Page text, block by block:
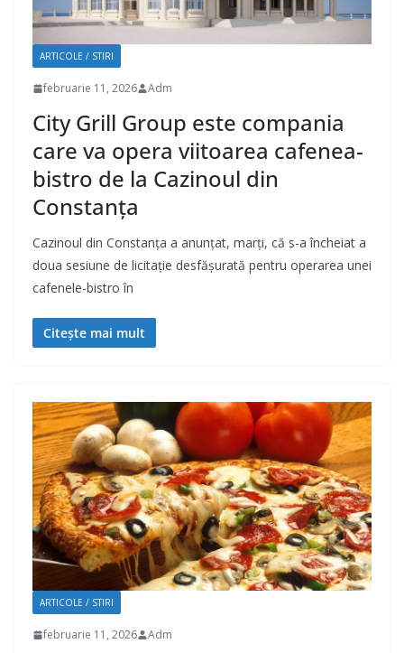
ARTICOLE / STIRI
februarie 11, 2026 Adm
City Grill Group este compania
care va opera viitoarea cafenea-
bistro de la Cazinoul din
Constanța
Cazinoul din Constanța a anunțat, marți, că s-a încheiat a
doua sesiune de licitație desfășurată pentru operarea unei
cafenele-bistro în
Citește mai mult
ARTICOLE / STIRI
februarie 11, 2026 Adm